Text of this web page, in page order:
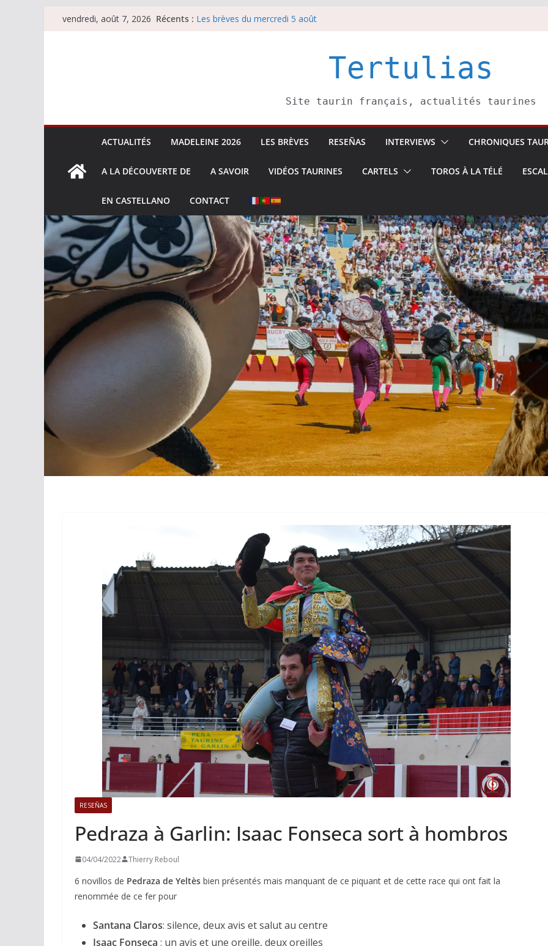
Passervendredi, août 7, 2026 Récents : Les brèves du mercredi 5 août
Tertulias
Site taurin français, actualités taurines
ACTUALITÉS MADELEINE 2026 LES BRÈVES RESEÑAS INTERVIEWS CHRONIQUES
A LA DÉCOUVERTE DE A SAVOIR VIDÉOS TAURINES CARTELS TOROS À LA TÉLÉ
EN CASTELLANO CONTACT
RESEÑAS
Pedraza à Garlin: Isaac Fonseca sort à hombros
04/04/2022 Thierry Reboul
6 novillos de Pedraza de Yeltès bien présentés mais manquant de ce piquant et de cette race qui ont fait la
renommée de ce fer pour
Santana Claros: silence, deux avis et salut au centre
Isaac Fonseca : un avis et une oreille, deux oreilles
ACTUALITÉS TAURINES PHOTOS TAURINES 2026
Istres, l’ouverture en
photos
19/06/2026 Tertulias
ACTUALITÉS TAURINES
Bayonne, la corrida
des fêtes en photos
17/07/2026 Tertulias